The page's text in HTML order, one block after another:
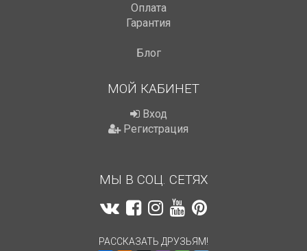
Оплата
Гарантия
Блог
МОЙ КАБИНЕТ
Вход
Регистрация
МЫ В СОЦ. СЕТЯХ
РАССКАЗАТЬ ДРУЗЬЯМ!